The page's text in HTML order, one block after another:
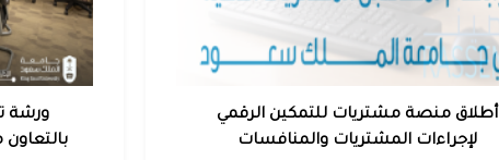
أطلاق منصة مشتريات للتمكين الرقمي
لإجراءات المشتريات والمنافسات
ورشة